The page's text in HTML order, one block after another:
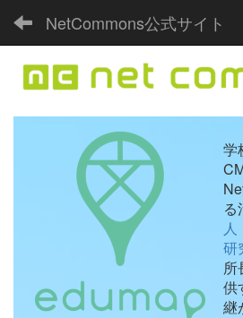
NetCommons公式サイト
学
る
研
供
継